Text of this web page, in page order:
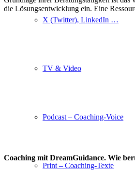
X (Twitter), LinkedIn …
TV & Video
Podcast – Coaching-Voice
Print – Coaching-Texte
die Lösungsentwicklung ein. Eine
Coaching mit DreamGuidance. Wie